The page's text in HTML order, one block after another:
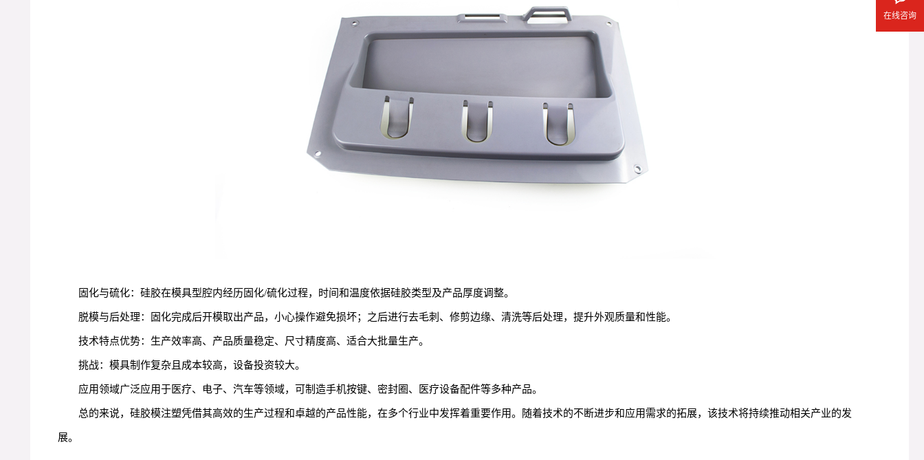
固化与硫化：硅胶在模具型腔内经历固化/硫化过程，时间和温度依据硅胶类型及产品厚度调整。
脱模与后处理：固化完成后开模取出产品，小心操作避免损坏；之后进行去毛刺、修剪边缘、清洗等后处理，提升外观质量和性能。
技术特点优势：生产效率高、产品质量稳定、尺寸精度高、适合大批量生产。
挑战：模具制作复杂且成本较高，设备投资较大。
应用领域广泛应用于医疗、电子、汽车等领域，可制造手机按键、密封圈、医疗设备配件等多种产品。
总的来说，硅胶模注塑凭借其高效的生产过程和卓越的产品性能，在多个行业中发挥着重要作用。随着技术的不断进步和应用需求的拓展，该技术将持续推动相关产业的发
展。
在线咨询